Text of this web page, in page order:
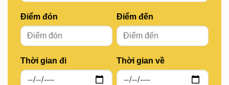
Điểm đón
Thời gian đi
Điểm đến
Thời gian về